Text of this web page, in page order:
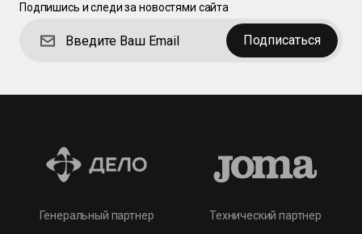
Подпишись и следи за новостями сайта
Подписаться
Генеральный партнер Технический партнер